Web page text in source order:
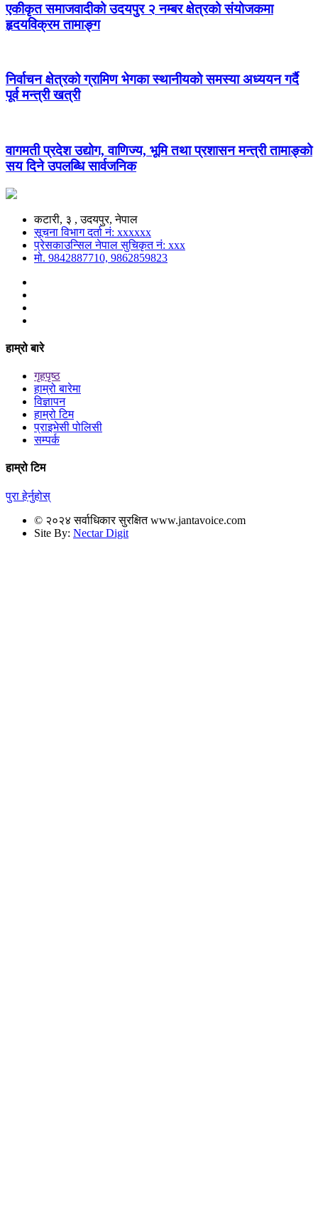
एकीकृत समाजवादीको उदयपुर २ नम्बर क्षेत्रको संयोजकमा
हृदयविक्रम तामाङ्ग
निर्वाचन क्षेत्रको ग्रामिण भेगका स्थानीयको समस्या अध्ययन गर्दै
पूर्व मन्त्री खत्री
वागमती प्रदेश उद्योग, वाणिज्य, भूमि तथा प्रशासन मन्त्री तामाङ्को
सय दिने उपलब्धि सार्वजनिक
कटारी, ३ , उदयपुर, नेपाल
सूचना विभाग दर्ता नं: xxxxxx
प्रेसकाउन्सिल नेपाल सुचिकृत नं: xxx
मो. 9842887710, 9862859823
हाम्रो बारे
गृहपृष्ठ
हाम्रो बारेमा
विज्ञापन
हाम्रो टिम
प्राइभेसी पोलिसी
सम्पर्क
हाम्रो टिम
पुरा हेर्नुहोस्
© २०२४ सर्वाधिकार सुरक्षित www.jantavoice.com
Site By: Nectar Digit